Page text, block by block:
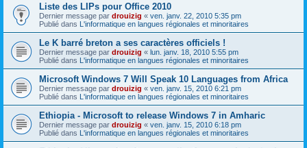
Liste des LIPs pour Office 2010
Dernier message par drouizig « ven. janv. 22, 2010 5:35 pm
Publié dans L'informatique en langues régionales et minoritaires
Le K barré breton a ses caractères officiels !
Dernier message par drouizig « lun. janv. 18, 2010 5:55 pm
Publié dans L'informatique en langues régionales et minoritaires
Microsoft Windows 7 Will Speak 10 Languages from Africa
Dernier message par drouizig « ven. janv. 15, 2010 6:21 pm
Publié dans L'informatique en langues régionales et minoritaires
Ethiopia - Microsoft to release Windows 7 in Amharic
Dernier message par drouizig « ven. janv. 15, 2010 6:18 pm
Publié dans L'informatique en langues régionales et minoritaires